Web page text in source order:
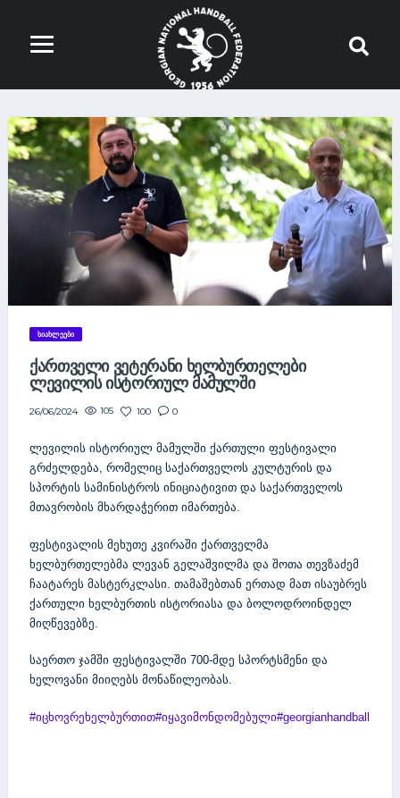
ᲡᲘᲐᲮᲚᲔᲔᲑᲘ
ᲥᲐᲠᲗᲕᲔᲚᲘ ᲕᲔᲢᲔᲠᲐᲜᲘ ᲮᲔᲚᲑᲣᲠᲗᲔᲚᲔᲑᲘ
ᲚᲔᲕᲘᲚᲘᲡ ᲘᲡᲢᲝᲠᲘᲣᲚ ᲛᲐᲛᲣᲚᲨᲘ
26/06/2024 105 100 0
ლევილის ისტორიულ მამულში ქართული ფესტივალი
გრძელდება, რომელიც საქართველოს კულტურის და
სპორტის სამინისტროს ინიციატივით და საქართველოს
მთავრობის მხარდაჭერით იმართება.
ფესტივალის მეხუთე კვირაში ქართველმა
ხელბურთელებმა ლევან გელაშვილმა და შოთა თევზაძემ
ჩაატარეს მასტერკლასი. თამაშებთან ერთად მათ ისაუბრეს
ქართული ხელბურთის ისტორიასა და ბოლოდროინდელ
მიღწევებზე.
საერთო ჯამში ფესტივალში 700-მდე სპორტსმენი და
ხელოვანი მიიღებს მონაწილეობას.
#იცხოვრეხელბურთით#იყავიმონდომებული#georgianhandball